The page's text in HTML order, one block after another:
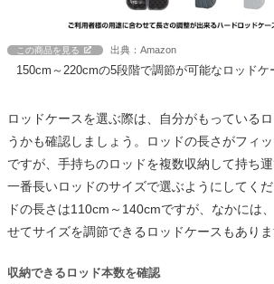
この商品を見る 出典：Amazon
150cm～220cmの5段階で調節が可能なロッドケ
ロッドケースを選ぶ際は、自分がもっている
うかも確認しましょう。ロッドの長さがフィ
ですが、手持ちのロッドを複数収納して持ち
一番長いロッドのサイズで選ぶようにしてく
ドの長さは110cm～140cmですが、なかには
せてサイズを調節できるロッドケースもありま
収納できるロッド本数を確認